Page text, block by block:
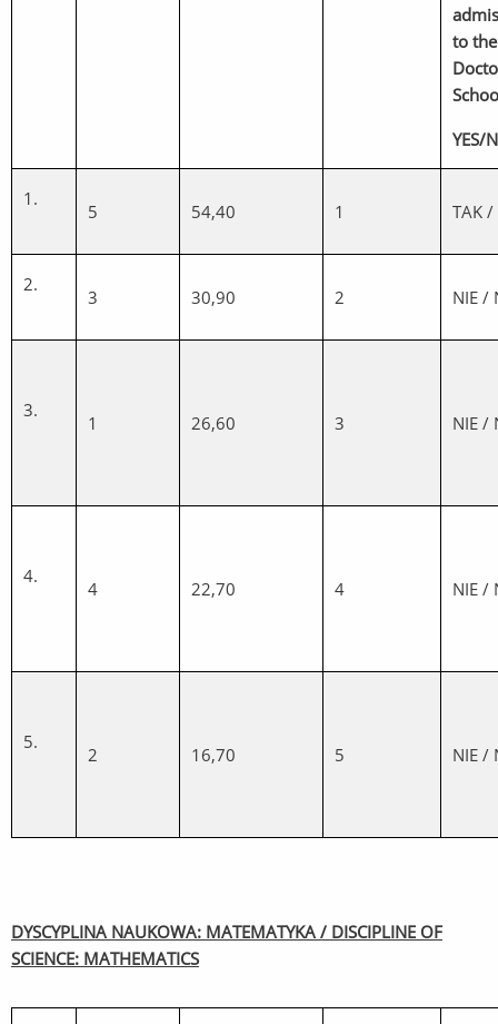
to
YES/
1.
5 54,40 1 TAK /
2.
3 30,90 2 NIE /
3.
1 26,60 3 NIE /
4.
4 22,70 4 NIE /
5.
2 16,70 5 NIE /
DYSCYPLINA NAUKOWA: MATEMATYKA / DISCIPLINE OF
SCIENCE: MATHEMATICS